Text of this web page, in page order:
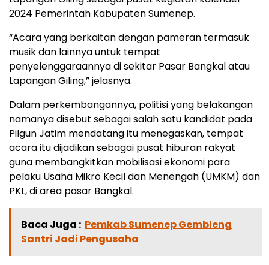
2024 Pemerintah Kabupaten Sumenep.
“Acara yang berkaitan dengan pameran termasuk
musik dan lainnya untuk tempat
penyelenggaraannya di sekitar Pasar Bangkal atau
Lapangan Giling,” jelasnya.
Dalam perkembangannya, politisi yang belakangan
namanya disebut sebagai salah satu kandidat pada
Pilgun Jatim mendatang itu menegaskan, tempat
acara itu dijadikan sebagai pusat hiburan rakyat
guna membangkitkan mobilisasi ekonomi para
pelaku Usaha Mikro Kecil dan Menengah (UMKM) dan
PKL, di area pasar Bangkal.
Baca Juga : Pemkab Sumenep Gembleng
Santri Jadi Pengusaha